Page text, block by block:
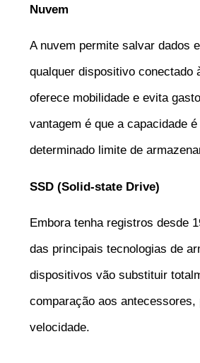
Nuvem
A nuvem permite salvar dados
qualquer dispositivo conectado
oferece mobilidade e evita
vantagem é que a capacidade
determinado limite de
SSD (Solid-state Drive)
Embora tenha registros desde
das principais tecnologias de
dispositivos vão substituir
comparação aos
velocidade.